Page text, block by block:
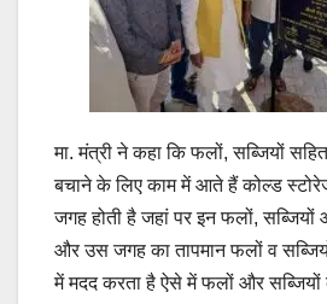
मा. मंत्री ने कहा कि फलों, सब्जियों
बचाने के लिए काम में आते हैं कोल्ड
जगह होती है जहां पर इन फलों, सब्जियों
और उस जगह का तापमान फलों व
में मदद करता है ऐसे में फलों और